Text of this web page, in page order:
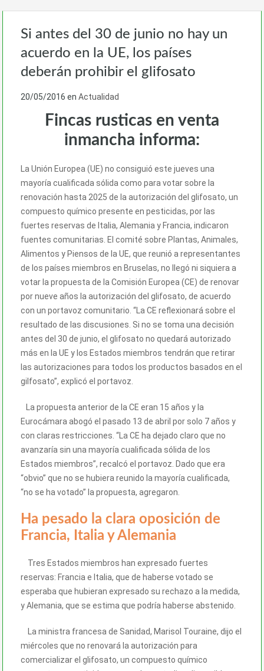
Si antes del 30 de junio no hay un
acuerdo en la UE, los países
deberán prohibir el glifosato
20/05/2016 en Actualidad
Fincas rusticas en venta
inmancha informa:
La Unión Europea (UE) no consiguió este jueves una
mayoría cualificada sólida como para votar sobre la
renovación hasta 2025 de la autorización del glifosato, un
compuesto químico presente en pesticidas, por las
fuertes reservas de Italia, Alemania y Francia, indicaron
fuentes comunitarias. El comité sobre Plantas, Animales,
Alimentos y Piensos de la UE, que reunió a representantes
de los países miembros en Bruselas, no llegó ni siquiera a
votar la propuesta de la Comisión Europea (CE) de renovar
por nueve años la autorización del glifosato, de acuerdo
con un portavoz comunitario. “La CE reflexionará sobre el
resultado de las discusiones. Si no se toma una decisión
antes del 30 de junio, el glifosato no quedará autorizado
más en la UE y los Estados miembros tendrán que retirar
las autorizaciones para todos los productos basados en el
gilfosato”, explicó el portavoz.
La propuesta anterior de la CE eran 15 años y la
Eurocámara abogó el pasado 13 de abril por solo 7 años y
con claras restricciones. “La CE ha dejado claro que no
avanzaría sin una mayoría cualificada sólida de los
Estados miembros”, recalcó el portavoz. Dado que era
“obvio” que no se hubiera reunido la mayoría cualificada,
“no se ha votado” la propuesta, agregaron.
Ha pesado la clara oposición de
Francia, Italia y Alemania
Tres Estados miembros han expresado fuertes
reservas: Francia e Italia, que de haberse votado se
esperaba que hubieran expresado su rechazo a la medida,
y Alemania, que se estima que podría haberse abstenido.
La ministra francesa de Sanidad, Marisol Touraine, dijo el
miércoles que no renovará la autorización para
comercializar el glifosato, un compuesto químico